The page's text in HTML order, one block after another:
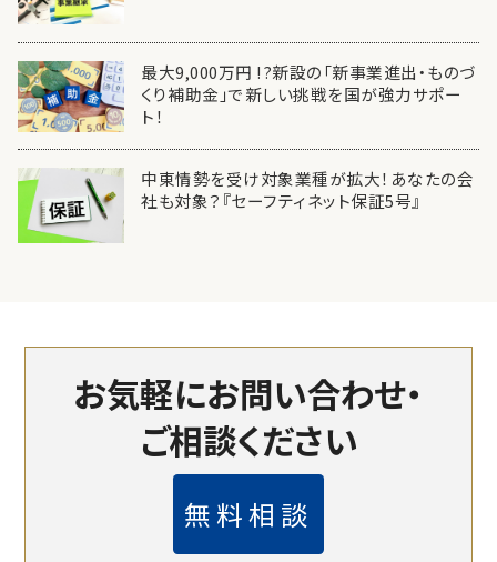
最大9,000万円 !?新設の「新事業進出・ものづ
くり補助金」で新しい挑戦を国が強力サポー
ト！
中東情勢を受け対象業種が拡大！あなたの会
社も対象？『セーフティネット保証5号』
お気軽にお問い合わせ・
ご相談ください
無料相談